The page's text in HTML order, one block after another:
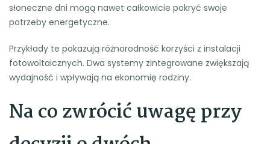
słoneczne dni mogą nawet całkowicie pokryć swoje
potrzeby energetyczne.
Przykłady te pokazują różnorodność korzyści z instalacji
fotowoltaicznych. Dwa systemy zintegrowane zwiększają
wydajność i wpływają na ekonomię rodziny.
Na co zwrócić uwagę przy